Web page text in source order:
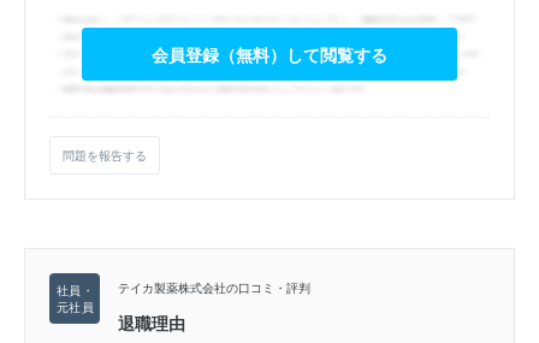
会員登録（無料）して閲覧する
問題を報告する
テイカ製薬株式会社の口コミ・評判
退職理由